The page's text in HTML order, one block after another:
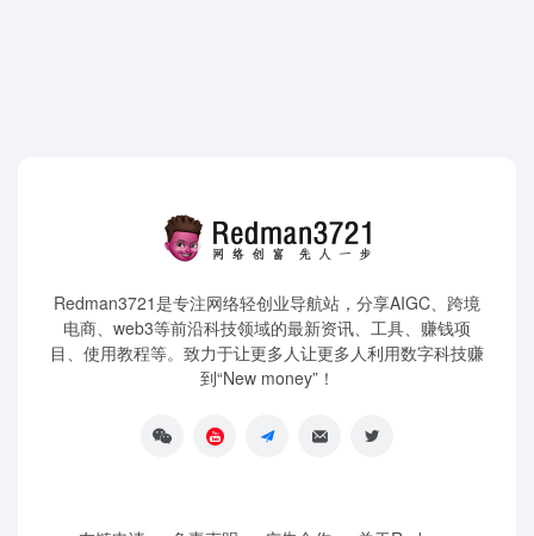
Redman3721是专注网络轻创业导航站，分享AIGC、跨境
电商、web3等前沿科技领域的最新资讯、工具、赚钱项
目、使用教程等。致力于让更多人让更多人利用数字科技赚
到“New money”！